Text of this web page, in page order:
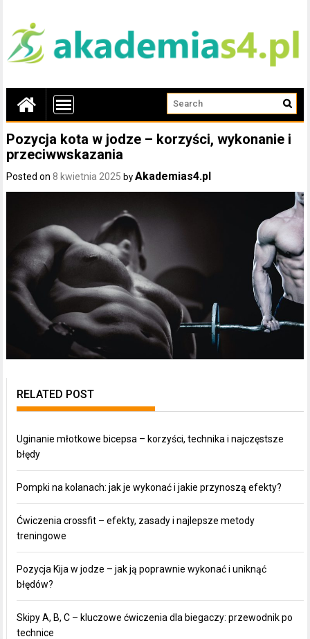
Pozycja kota w jodze – korzyści, wykonanie i
przeciwwskazania
Posted on 8 kwietnia 2025 byAkademias4.pl
RELATED POST
Uginanie młotkowe bicepsa – korzyści, technika i najczęstsze
błędy
Pompki na kolanach: jak je wykonać i jakie przynoszą efekty?
Ćwiczenia crossfit – efekty, zasady i najlepsze metody
treningowe
Pozycja Kija w jodze – jak ją poprawnie wykonać i uniknąć
błędów?
Skipy A, B, C – kluczowe ćwiczenia dla biegaczy: przewodnik po
technice